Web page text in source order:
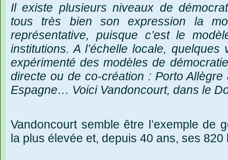
Il existe plusieurs niveaux de
tous
très bien son expression la
représentative,
puisque c’est le
institutions. A l’échelle locale, quelques
expérimenté des modèles de démocratie
directe ou de co-création : Porto Allègre
Espagne… Voici Vandoncourt, dans le
.
Vandoncourt semble être l’exemple de
la plus élevée et, depuis 40 ans, ses 820